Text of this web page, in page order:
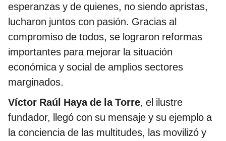
esperanzas y de quienes, no siendo apristas,
lucharon juntos con pasión. Gracias al
compromiso de todos, se lograron reformas
importantes para mejorar la situación
económica y social de amplios sectores
marginados.
Víctor Raúl Haya de la Torre, el ilustre
fundador, llegó con su mensaje y su ejemplo a
la conciencia de las multitudes, las movilizó y